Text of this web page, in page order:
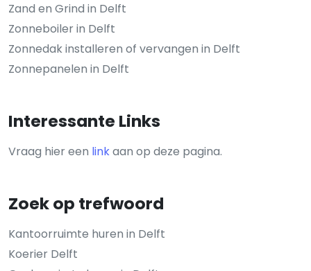
Zand en Grind in Delft
Zonneboiler in Delft
Zonnedak installeren of vervangen in Delft
Zonnepanelen in Delft
Interessante Links
Vraag hier een linkaan op deze pagina.
Zoek op trefwoord
Kantoorruimte huren in Delft
Koerier Delft